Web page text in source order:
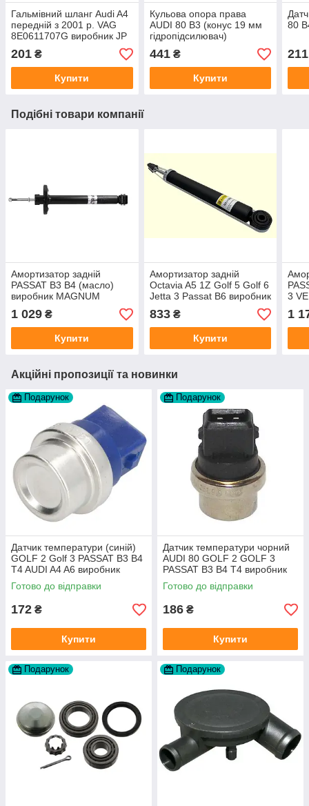
Гальмівний шланг Audi A4
передній з 2001 р. VAG
8E0611707G виробник JP
GROUP Данія
201 ₴
Купити
Кульова опора права
AUDI 80 B3 (конус 19 мм
гідропідсилювач)
виробник MAPCO
Німеччина
441₴
Купити
80
211
Подібні товари компанії
Амортизатор задній
PASSAT B3 B4 (масло)
виробник MAGNUM
1 029 ₴
Купити
Амортизатор задній
Octavia A5 1Z Golf 5 Golf 6
Jetta 3 Passat B6 виробник
833₴
Купити
3
1
Акційні пропозиції та новинки
Подарунок
Датчик температури (синій)
GOLF 2 Golf 3 PASSAT B3 B4
T4 AUDI A4 A6 виробник
Topran Німеччина
Готово до відправки
172 ₴
Купити
Подарунок
Датчик температури чорний
AUDI 80 GOLF 2 GOLF 3
PASSAT B3 B4 T4 виробник
TOPRAN Німеччина
Готово до відправки
186 ₴
Купити
Подарунок Подарунок